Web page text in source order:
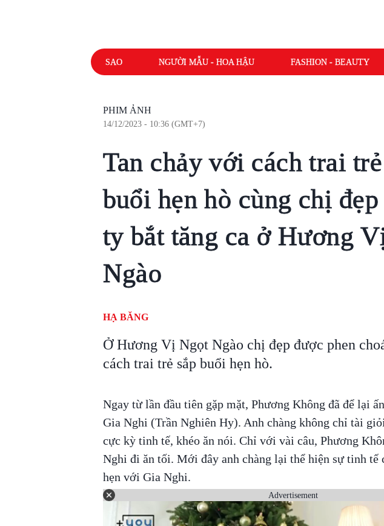
SAO NGƯỜI MẪU - HOA HẬU FASHION - BEAUTY
PHIM ẢNH
14/12/2023 - 10:36 (GMT+7)
Tan chảy với cách trai
buổi hẹn hò cùng chị
ty bắt tăng ca ở Hương
Ngào
HẠ BĂNG
Ở Hương Vị Ngọt Ngào chị đẹp được phen
cách trai trẻ sắp buổi hẹn hò.
Ngay từ lần đầu tiên gặp mặt, Phương Không đã để lại
Gia Nghi (Trần Nghiên Hy). Anh chàng không chỉ tài
cực kỳ tinh tế, khéo ăn nói. Chỉ với vài câu, Phương
Nghi đi ăn tối. Mới đây anh chàng lại thể hiện sự tinh tế
hẹn với Gia Nghi.
Advertisement